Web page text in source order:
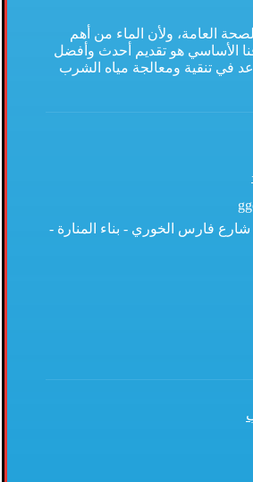
العامة، ولأن الماء من أهم
الأساسي هو تقديم أحدث وأفضل
في تنقية ومعالجة مياه الشرب
فارس الخوري - بناء المنارة -